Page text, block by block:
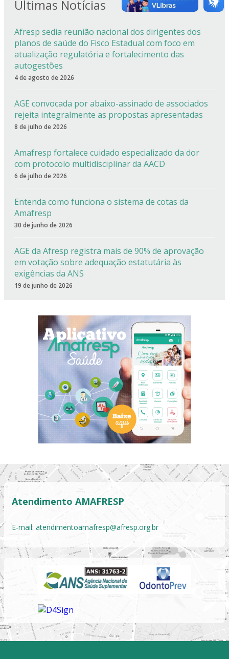
Últimas Notícias
Afresp sedia reunião nacional dos dirigentes dos
planos de saúde do Fisco Estadual com foco em
atualização regulatória e fortalecimento das
autogestões
4 de agosto de 2026
AGE convocada por abaixo-assinado de associados
rejeita integralmente as propostas apresentadas
8 de julho de 2026
Amafresp fortalece cuidado especializado da dor
com protocolo multidisciplinar da AACD
6 de julho de 2026
Entenda como funciona o sistema de cotas da
Amafresp
30 de junho de 2026
AGE da Afresp registra mais de 90% de aprovação
em votação sobre adequação estatutária às
exigências da ANS
19 de junho de 2026
Atendimento AMAFRESP
E-mail: atendimentoamafresp@afresp.org.br